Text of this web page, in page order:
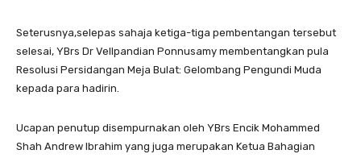
Seterusnya,selepas sahaja ketiga-tiga pembentangan tersebut
selesai, YBrs Dr Vellpandian Ponnusamy membentangkan pula
Resolusi Persidangan Meja Bulat: Gelombang Pengundi Muda
kepada para hadirin.
Ucapan penutup disempurnakan oleh YBrs Encik Mohammed
Shah Andrew Ibrahim yang juga merupakan Ketua Bahagian